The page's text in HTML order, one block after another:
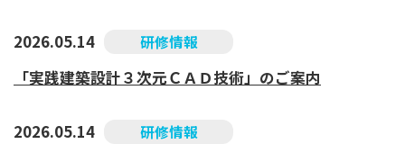
2026.05.14 研修情報
「実践建築設計３次元ＣＡＤ技術」のご案内
2026.05.14 研修情報